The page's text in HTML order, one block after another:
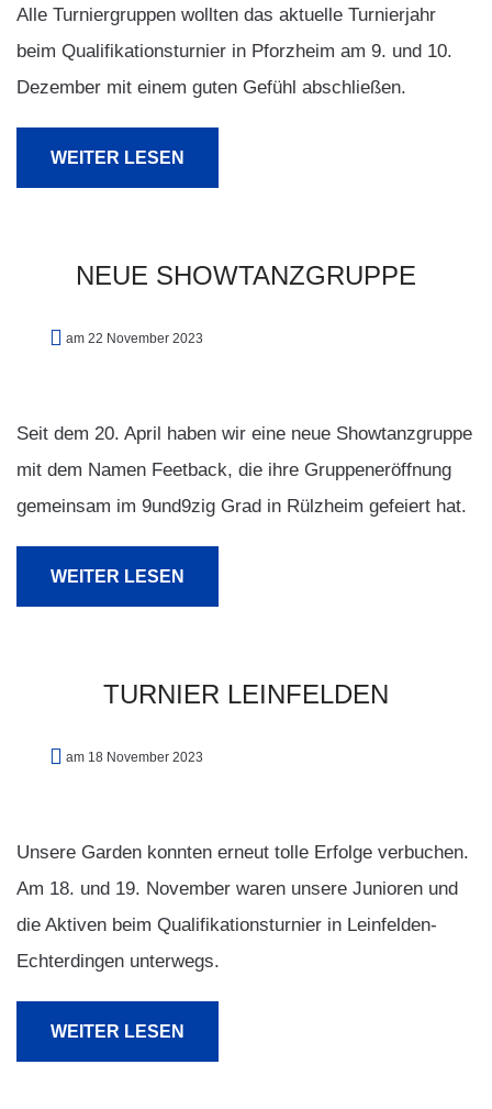
Alle Turniergruppen wollten das aktuelle Turnierjahr
beim Qualifikationsturnier in Pforzheim am 9. und 10.
Dezember mit einem guten Gefühl abschließen.
WEITER LESEN
NEUE SHOWTANZGRUPPE
am 22 November 2023
Seit dem 20. April haben wir eine neue Showtanzgruppe
mit dem Namen Feetback, die ihre Gruppeneröffnung
gemeinsam im 9und9zig Grad in Rülzheim gefeiert hat.
WEITER LESEN
TURNIER LEINFELDEN
am 18 November 2023
Unsere Garden konnten erneut tolle Erfolge verbuchen.
Am 18. und 19. November waren unsere Junioren und
die Aktiven beim Qualifikationsturnier in Leinfelden-
Echterdingen unterwegs.
WEITER LESEN